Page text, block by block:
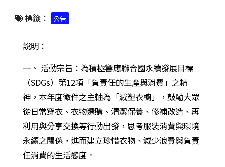
標籤： 公告
說明：
一、 活動宗旨：為積極響應聯合國永續發展目標
（SDGs）第12項「負責任的生產與消費」之精
神，本年度徵件之主軸為「減塑衣櫥」，鼓勵大眾
從日常穿衣、衣物選購、清潔保養、修補改造、再
利用與分享交換等行動出發，思考服裝消費與環境
永續之關係，進而建立珍惜衣物、減少浪費與負責
任消費的生活態度。